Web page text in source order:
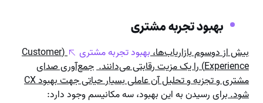
بهبود تجربه مشتری
بیش از دوسوم بازاریاب‌ها،بهبود تجربه مشتری
(Customer
Experience) را یک مزیت رقابتی می‌دانند.
جمع‌آوری صدای
مشتری و تجزیه و تحلیل آن عاملی بسیار حیاتی جهت بهبود CX
شود.برای رسیدن به این بهبود، سه مکانیسم وجود دارد: